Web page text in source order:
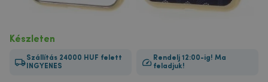
Készleten
Szállítás 24000 HUF felett
INGYENES
Rendelj 12:00-ig! Ma
feladjuk!